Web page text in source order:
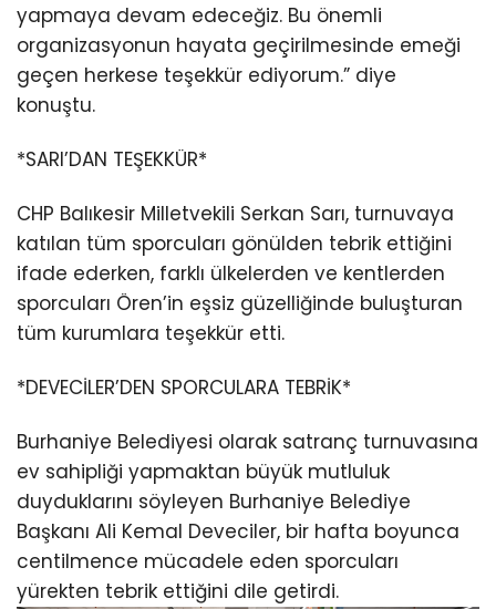
yapmaya devam edeceğiz. Bu önemli
organizasyonun hayata geçirilmesinde emeği
geçen herkese teşekkür ediyorum.” diye
konuştu.
*SARI’DAN TEŞEKKÜR*
CHP Balıkesir Milletvekili Serkan Sarı, turnuvaya
katılan tüm sporcuları gönülden tebrik ettiğini
ifade ederken, farklı ülkelerden ve kentlerden
sporcuları Ören’in eşsiz güzelliğinde buluşturan
tüm kurumlara teşekkür etti.
*DEVECİLER’DEN SPORCULARA TEBRİK*
Burhaniye Belediyesi olarak satranç turnuvasına
ev sahipliği yapmaktan büyük mutluluk
duyduklarını söyleyen Burhaniye Belediye
Başkanı Ali Kemal Deveciler, bir hafta boyunca
centilmence mücadele eden sporcuları
yürekten tebrik ettiğini dile getirdi.